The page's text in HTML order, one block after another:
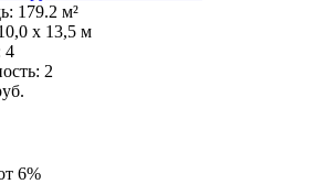
179.2 м²
х 13,5 м
4
2
6%